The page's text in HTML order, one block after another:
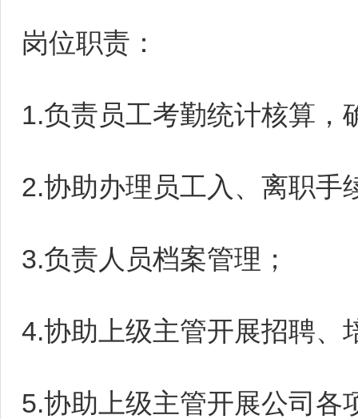
岗位职责：
1.负责员工考勤统计核算，
2.协助办理员工入、离职手
3.负责人员档案管理；
4.协助上级主管开展招聘、
5.协助上级主管开展公司各